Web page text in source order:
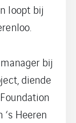
loopt bij
bij
diende
Heeren